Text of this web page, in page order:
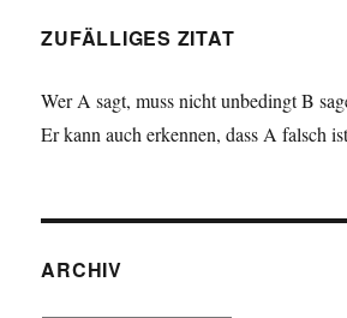
ZUFÄLLIGES ZITAT
Wer A sagt, muss nicht unbedingt B
Er kann auch erkennen, dass A falsch
ARCHIV